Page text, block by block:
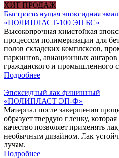
ХИТ ПРОДАЖ
Быстросохнущая эпоксидная
«ПОЛИПЛАСТ-100 ЭП.БС»
Высокопрочная химстойкая
процессом полимеризации для
полов складских комплексов,
паркингов, авиационных ангаров
гражданского и промышленного
Подробнее
Эпоксидный лак финишный
«‎ПОЛИПЛАСТ ЭП-Ф»
Материал после завершения
образует твердую пленку,
качество позволяет применять
необычным дизайном. Лак
лучам.
Подробнее